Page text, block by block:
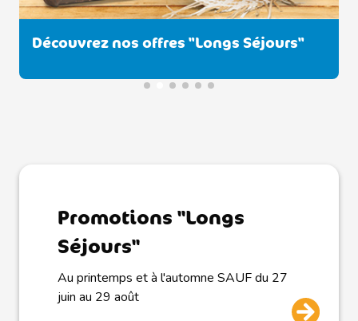
Découvrez nos offres "Longs Séjours"
Promotions "Longs
Séjours"
Au printemps et à l'automne SAUF du 27
juin au 29 août